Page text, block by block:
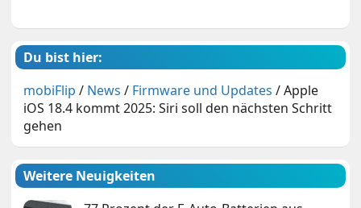
Du bist hier:
mobiFlip / News / Firmware und Updates /Apple
iOS 18.4 kommt 2025: Siri soll den nächsten Schritt
gehen
Weitere Neuigkeiten